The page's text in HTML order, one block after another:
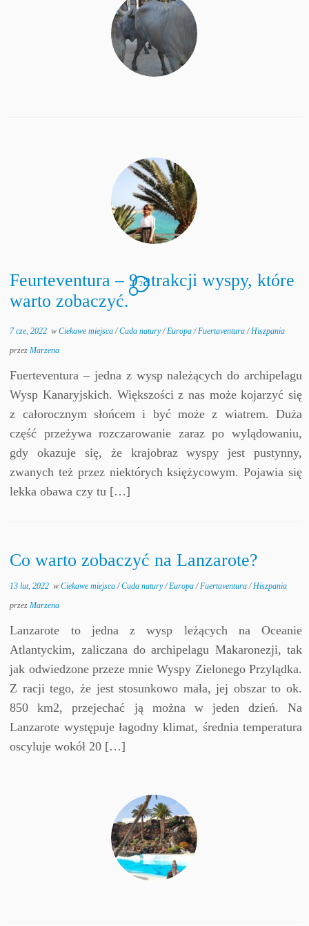
Feurteventura – 9 atrakcji wyspy, które
warto zobaczyć.
2
7 cze, 2022 wCiekawe miejsca/Cuda natury/Europa/Fuertaventura/Hiszpania
przezMarzena
Fuerteventura – jedna z wysp należących do archipelagu
Wysp Kanaryjskich. Większości z nas może kojarzyć się
z całorocznym słońcem i być może z wiatrem. Duża
część przeżywa rozczarowanie zaraz po wylądowaniu,
gdy okazuje się, że krajobraz wyspy jest pustynny,
zwanych też przez niektórych księżycowym. Pojawia się
lekka obawa czy tu […]
Co warto zobaczyć na Lanzarote?
13 lut, 2022 wCiekawe miejsca/Cuda natury/Europa/Fuertaventura/Hiszpania
przezMarzena
Lanzarote to jedna z wysp leżących na Oceanie
Atlantyckim, zaliczana do archipelagu Makaronezji, tak
jak odwiedzone przeze mnie Wyspy Zielonego Przylądka.
Z racji tego, że jest stosunkowo mała, jej obszar to ok.
850 km2, przejechać ją można w jeden dzień. Na
Lanzarote występuje łagodny klimat, średnia temperatura
oscyluje wokół 20 […]